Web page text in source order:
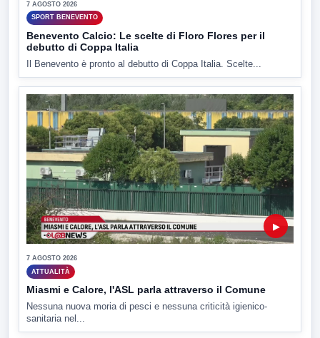
7 AGOSTO 2026
SPORT BENEVENTO
Benevento Calcio: Le scelte di Floro Flores per il
debutto di Coppa Italia
Il Benevento è pronto al debutto di Coppa Italia. Scelte...
▶
7 AGOSTO 2026
ATTUALITÀ
Miasmi e Calore, l'ASL parla attraverso il Comune
Nessuna nuova moria di pesci e nessuna criticità igienico-
sanitaria nel...